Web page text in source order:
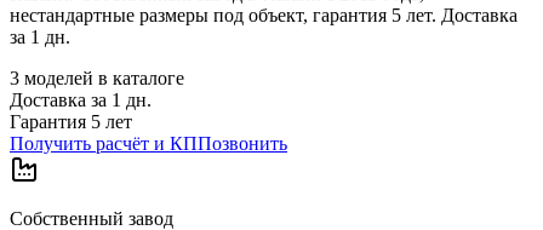
нестандартные размеры под объект, гарантия 5 лет. Доставка
за 1 дн.
3 моделей в каталоге
Доставка за 1 дн.
Гарантия 5 лет
Получить расчёт и КППозвонить
Собственный завод